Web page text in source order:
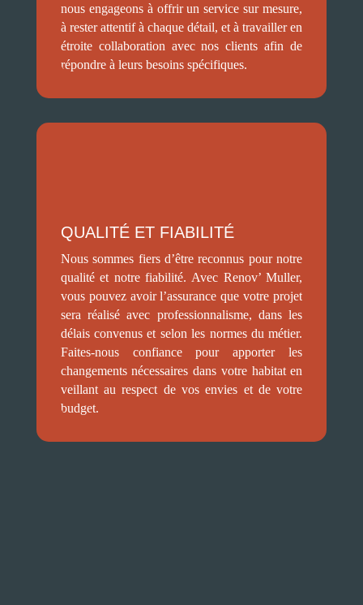
nous engageons à offrir un service sur mesure,
à rester attentif à chaque détail, et à travailler en
étroite collaboration avec nos clients afin de
répondre à leurs besoins spécifiques.
QUALITÉ ET FIABILITÉ
Nous sommes fiers d’être reconnus pour notre
qualité et notre fiabilité. Avec Renov’ Muller,
vous pouvez avoir l’assurance que votre projet
sera réalisé avec professionnalisme, dans les
délais convenus et selon les normes du métier.
Faites-nous confiance pour apporter les
changements nécessaires dans votre habitat en
veillant au respect de vos envies et de votre
budget.